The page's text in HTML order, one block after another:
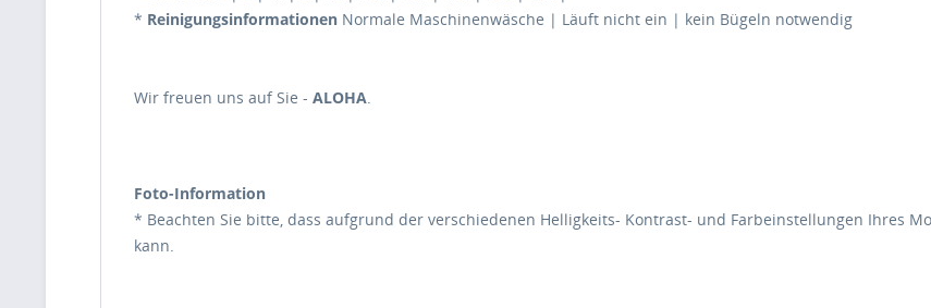
* Reinigungsinformationen Normale Maschinenwäsche | Läuft nicht ein | kein Bügeln notwendig
Wir freuen uns auf Sie - ALOHA.
Foto-Information
* Beachten Sie bitte, dass aufgrund der verschiedenen Helligkeits- Kontrast- und Farbeinstellungen Ihres
kann.